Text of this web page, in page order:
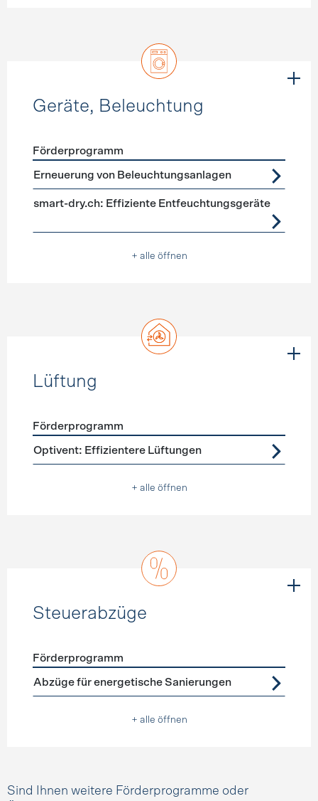
Geräte, Beleuchtung
Förderprogramme Geräte, Beleuchtung
Förderprogramm
Erneuerung von Beleuchtungsanlagen
smart-dry.ch: Effiziente Entfeuchtungsgeräte
+ alle öffnen
Lüftung
Förderprogramme Lüftung
Förderprogramm
Optivent: Effizientere Lüftungen
+ alle öffnen
Steuerabzüge
Förderprogramme Steuerabzüge
Förderprogramm
Abzüge für energetische Sanierungen
+ alle öffnen
Sind Ihnen weitere Förderprogramme oder